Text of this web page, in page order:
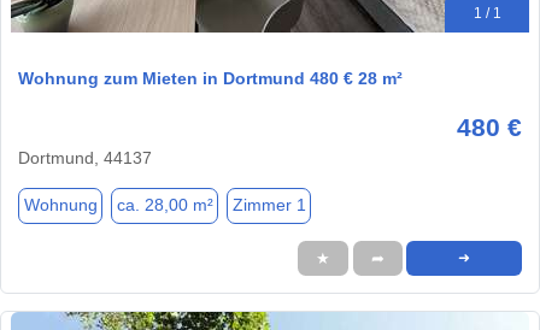
1 / 1
Wohnung zum Mieten in Dortmund 480 € 28 m²
480 €
Dortmund, 44137
Wohnung ca. 28,00 m² Zimmer 1
★ ➦ ➜